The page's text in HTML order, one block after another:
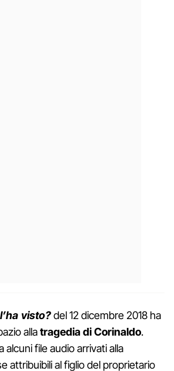
visto?del 12 dicembre 2018 ha
allatragedia di Corinaldo.
alcuni file audio arrivati alla
attribuibili al figlio del proprietario